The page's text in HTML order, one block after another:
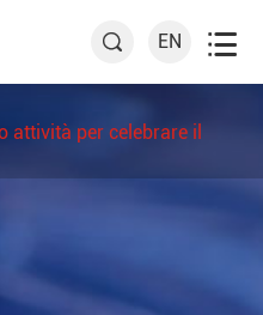
 EN 
attività per celebrare il